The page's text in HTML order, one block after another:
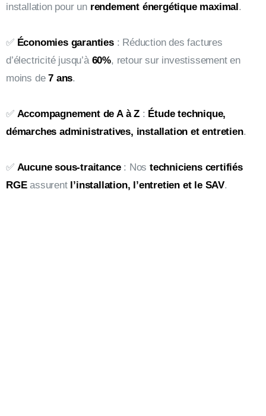
installation pour un rendement énergétique maximal
✅ Économies garanties: Réduction des factures
d’électricité jusqu’à 60% , retour sur investissement en
moins de7 ans
✅ Accompagnement de A à Z : Étude technique,
démarches administratives, installation et entretien.
✅ Aucune sous-traitance: Nostechniciens certifiés
RGEassurent l’installation, l’entretien et le SAV